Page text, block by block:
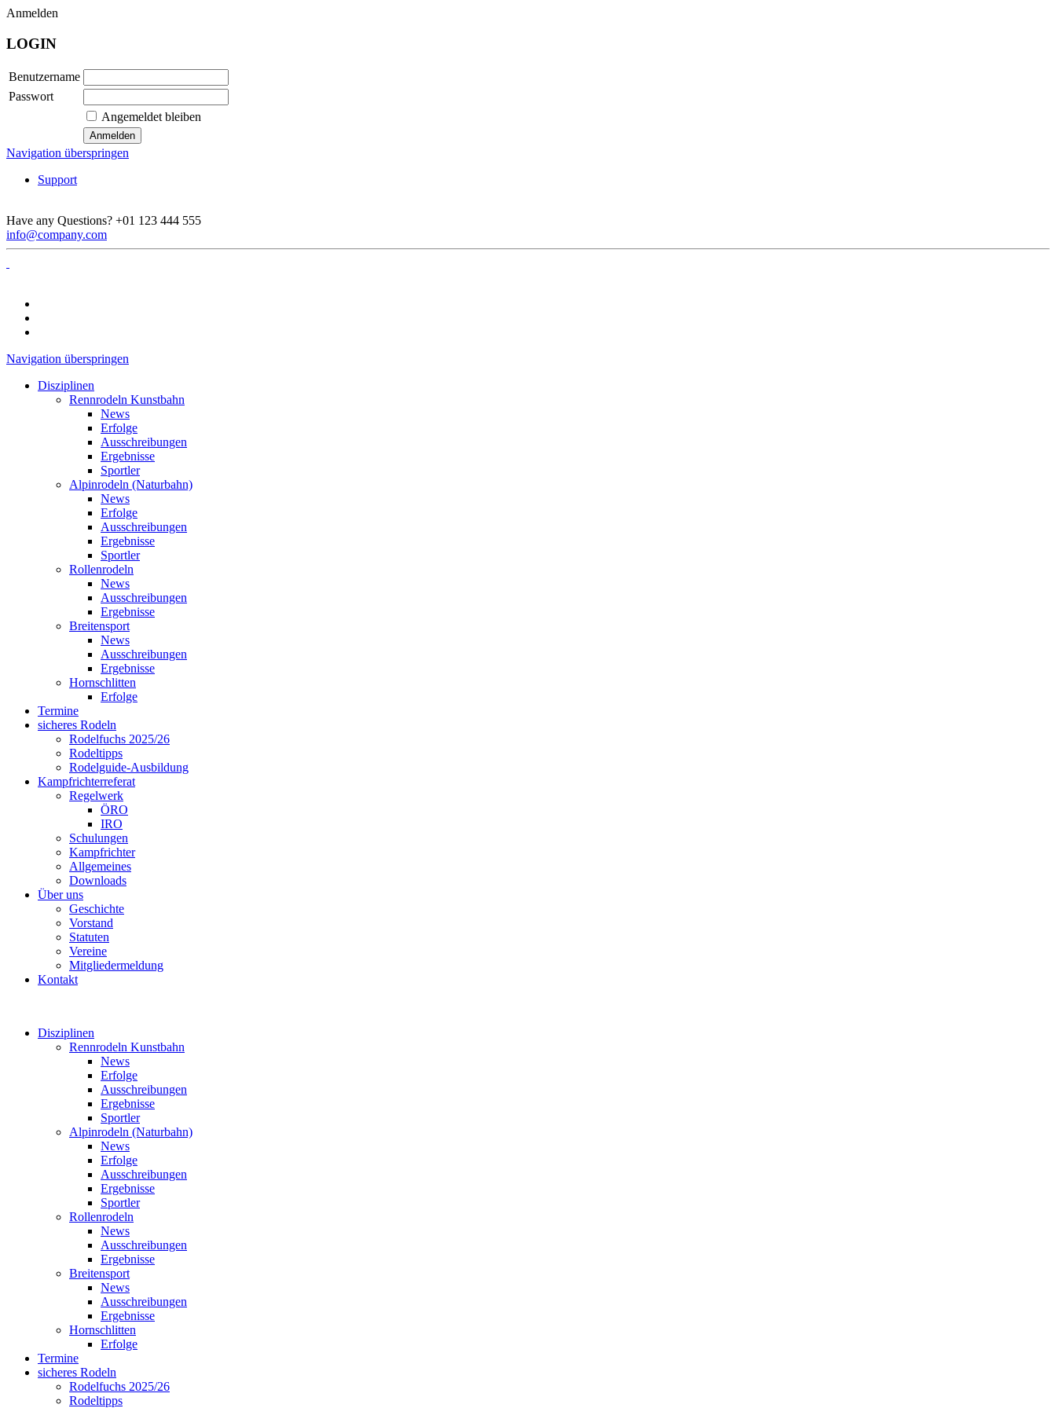
Anmelden
LOGIN
Benutzername
Passwort
Angemeldet bleiben
Navigation überspringen
Support
Have any Questions? +01 123 444 555
info@company.com
Navigation überspringen
Disziplinen
Rennrodeln Kunstbahn
News
Erfolge
Ausschreibungen
Ergebnisse
Sportler
Alpinrodeln (Naturbahn)
News
Erfolge
Ausschreibungen
Ergebnisse
Sportler
Rollenrodeln
News
Ausschreibungen
Ergebnisse
Breitensport
News
Ausschreibungen
Ergebnisse
Hornschlitten
Erfolge
Termine
sicheres Rodeln
Rodelfuchs 2025/26
Rodeltipps
Rodelguide-Ausbildung
Kampfrichterreferat
Regelwerk
ÖRO
IRO
Schulungen
Kampfrichter
Allgemeines
Downloads
Über uns
Geschichte
Vorstand
Statuten
Vereine
Mitgliedermeldung
Kontakt
Disziplinen
Rennrodeln Kunstbahn
News
Erfolge
Ausschreibungen
Ergebnisse
Sportler
Alpinrodeln (Naturbahn)
News
Erfolge
Ausschreibungen
Ergebnisse
Sportler
Rollenrodeln
News
Ausschreibungen
Ergebnisse
Breitensport
News
Ausschreibungen
Ergebnisse
Hornschlitten
Erfolge
Termine
sicheres Rodeln
Rodelfuchs 2025/26
Rodeltipps